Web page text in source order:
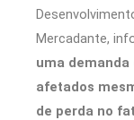
Mercadante,
uma demanda
afetados
de perda no